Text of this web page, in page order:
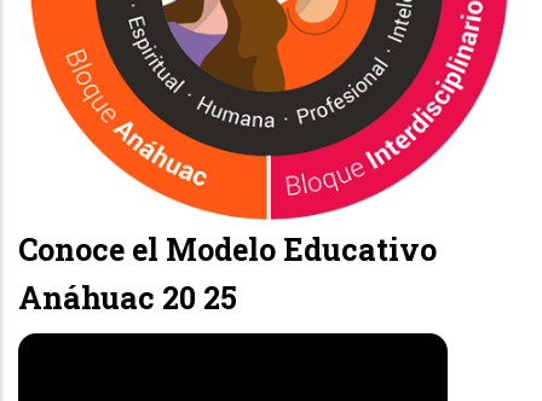
Conoce el Modelo Educativo
Anáhuac 20 25